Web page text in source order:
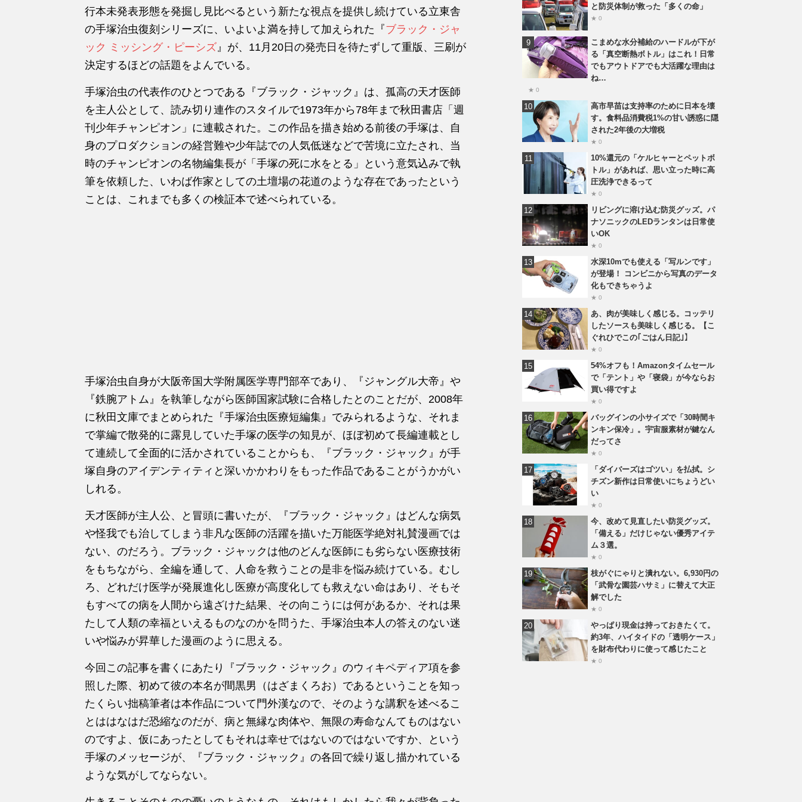
行本未発表形態を発掘し見比べるという新たな視点を提供し続けている立東舎
の手塚治虫復刻シリーズに、いよいよ満を持して加えられた『ブラック・ジャ
ック ミッシング・ピーシズ 』が、11月20日の発売日を待たずして重版、三刷が
決定するほどの話題をよんでいる。
手塚治虫の代表作のひとつである『ブラック・ジャック』は、孤高の天才医師
を主人公として、読み切り連作のスタイルで1973年から78年まで秋田書店「週
刊少年チャンピオン」に連載された。この作品を描き始める前後の手塚は、自
身のプロダクションの経営難や少年誌での人気低迷などで苦境に立たされ、当
時のチャンピオンの名物編集長が「手塚の死に水をとる」という意気込みで執
筆を依頼した、いわば作家としての土壇場の花道のような存在であったという
ことは、これまでも多くの検証本で述べられている。
手塚治虫自身が大阪帝国大学附属医学専門部卒であり、『ジャングル大帝』や
『鉄腕アトム』を執筆しながら医師国家試験に合格したとのことだが、2008年
に秋田文庫でまとめられた『手塚治虫医療短編集』でみられるような、それま
で掌編で散発的に露見していた手塚の医学の知見が、ほぼ初めて長編連載とし
て連続して全面的に活かされていることからも、『ブラック・ジャック』が手
塚自身のアイデンティティと深いかかわりをもった作品であることがうかがい
しれる。
天才医師が主人公、と冒頭に書いたが、『ブラック・ジャック』はどんな病気
や怪我でも治してしまう非凡な医師の活躍を描いた万能医学絶対礼賛漫画では
ない、のだろう。ブラック・ジャックは他のどんな医師にも劣らない医療技術
をもちながら、全編を通して、人命を救うことの是非を悩み続けている。むし
ろ、どれだけ医学が発展進化し医療が高度化しても救えない命はあり、そもそ
もすべての病を人間から遠ざけた結果、その向こうには何があるか、それは果
たして人類の幸福といえるものなのかを問うた、手塚治虫本人の答えのない迷
いや悩みが昇華した漫画のように思える。
今回この記事を書くにあたり『ブラック・ジャック』のウィキペディア項を参
照した際、初めて彼の本名が間黒男（はざまくろお）であるということを知っ
たくらい拙稿筆者は本作品について門外漢なので、そのような講釈を述べるこ
とははなはだ恐縮なのだが、病と無縁な肉体や、無限の寿命なんてものはない
のですよ、仮にあったとしてもそれは幸せではないのではないですか、という
手塚のメッセージが、『ブラック・ジャック』の各回で繰り返し描かれている
ような気がしてならない。
と防災体制が救った「多くの命」
★ 0
こまめな水分補給のハードルが下が
る「真空断熱ボトル」はこれ！日常
でもアウトドアでも大活躍な理由は
ね…
★ 0
高市早苗は支持率のために日本を壊
す。食料品消費税1%の甘い誘惑に隠
された2年後の大増税
★ 0
10%還元の「ケルヒャーとペットボ
トル」があれば、思い立った時に高
圧洗浄できるって
★ 0
リビングに溶け込む防災グッズ。パ
ナソニックのLEDランタンは日常使
いOK
★ 0
水深10mでも使える「写ルンです」
が登場！ コンビニから写真のデータ
化もできちゃうよ
★ 0
あ、肉が美味しく感じる。コッテリ
したソースも美味しく感じる。【こ
ぐれひでこの｢ごはん日記｣】
★ 0
54%オフも！Amazonタイムセール
で「テント」や「寝袋」が今ならお
買い得ですよ
★ 0
バッグインの小サイズで「30時間キ
ンキン保冷」。宇宙服素材が鍵なん
だってさ
★ 0
「ダイバーズはゴツい」を払拭。シ
チズン新作は日常使いにちょうどい
い
★ 0
今、改めて見直したい防災グッズ。
「備える」だけじゃない優秀アイテ
ム３選。
★ 0
枝がぐにゃりと潰れない。6,930円の
「武骨な園芸ハサミ」に替えて大正
解でした
★ 0
やっぱり現金は持っておきたくて。
約3年、ハイタイドの「透明ケース」
を財布代わりに使って感じたこと
★ 0